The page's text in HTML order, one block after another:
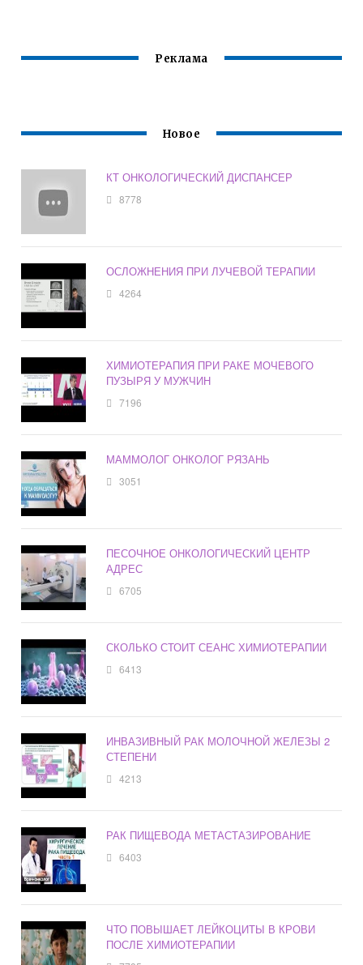
Реклама
Новое
КТ ОНКОЛОГИЧЕСКИЙ ДИСПАНСЕР
8778
ОСЛОЖНЕНИЯ ПРИ ЛУЧЕВОЙ ТЕРАПИИ
4264
ХИМИОТЕРАПИЯ ПРИ РАКЕ МОЧЕВОГО
ПУЗЫРЯ У МУЖЧИН
7196
МАММОЛОГ ОНКОЛОГ РЯЗАНЬ
3051
ПЕСОЧНОЕ ОНКОЛОГИЧЕСКИЙ ЦЕНТР
АДРЕС
6705
СКОЛЬКО СТОИТ СЕАНС ХИМИОТЕРАПИИ
6413
ИНВАЗИВНЫЙ РАК МОЛОЧНОЙ ЖЕЛЕЗЫ 2
СТЕПЕНИ
4213
РАК ПИЩЕВОДА МЕТАСТАЗИРОВАНИЕ
6403
ЧТО ПОВЫШАЕТ ЛЕЙКОЦИТЫ В КРОВИ
ПОСЛЕ ХИМИОТЕРАПИИ